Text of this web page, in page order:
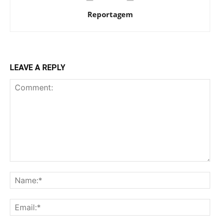
Reportagem
LEAVE A REPLY